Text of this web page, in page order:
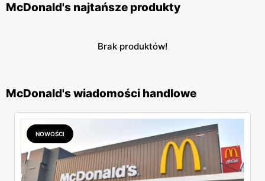
McDonald's najtańsze produkty
Brak produktów!
McDonald's wiadomości handlowe
NOWOŚCI